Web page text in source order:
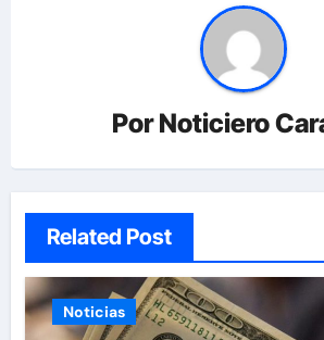
PorNoticiero
Related Post
Noticias